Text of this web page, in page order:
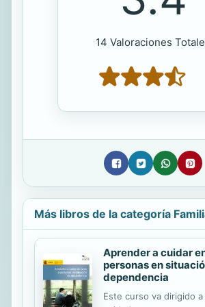
14 Valoraciones
Más libros de la categoría
Aprender a cuidar
personas en
dependencia
Este curso va dirigido